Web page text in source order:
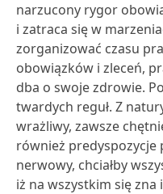
narzucony rygor
i zatraca się w
zorganizować czasu
obowiązków i zleceń,
dba o swoje zdrowie.
twardych reguł. Z
wrażliwy, zawsze
również predyspozycje
nerwowy, chciałby
iż na wszystkim się